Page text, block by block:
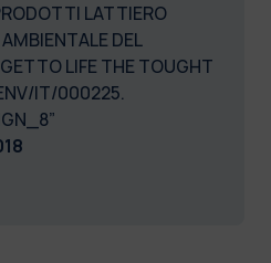
LATTIERO
DEL
LIFE THE TOUGHT
IT/000225.